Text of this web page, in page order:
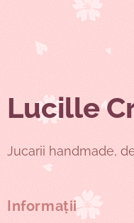
Lucille
Jucarii handmade,
Informații